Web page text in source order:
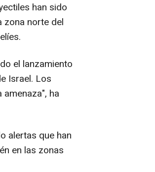
han sido
zona norte del
el lanzamiento
Israel. Los
ha
alertas que han
en las zonas